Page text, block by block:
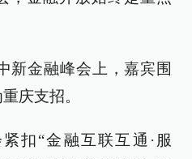
新金融峰会上，嘉宾围
庆支招。
扣“金融互联互通·服